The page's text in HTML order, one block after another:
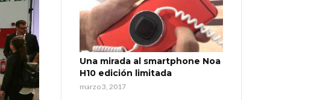
Una mirada al smartphone Noa
H10 edición limitada
marzo 3, 2017